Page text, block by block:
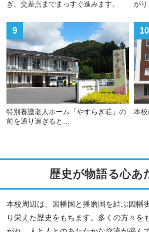
ぎ、交差点までまっすぐ進みます。
がり
9
特別養護老人ホーム「やすらぎ荘」の
前を通り過ぎると…
10
本校
歴史が物語る心あ
本校周辺は、因幡国と播磨国を結ぶ因幡
り栄えた歴史をもちます。多くの方々を